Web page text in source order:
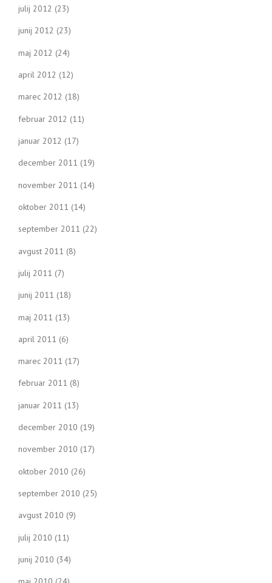
julij 2012 (23)
junij 2012 (23)
maj 2012 (24)
april 2012 (12)
marec 2012 (18)
februar 2012 (11)
januar 2012 (17)
december 2011 (19)
november 2011 (14)
oktober 2011 (14)
september 2011 (22)
avgust 2011 (8)
julij 2011 (7)
junij 2011 (18)
maj 2011 (13)
april 2011 (6)
marec 2011 (17)
februar 2011 (8)
januar 2011 (13)
december 2010 (19)
november 2010 (17)
oktober 2010 (26)
september 2010 (25)
avgust 2010 (9)
julij 2010 (11)
junij 2010 (34)